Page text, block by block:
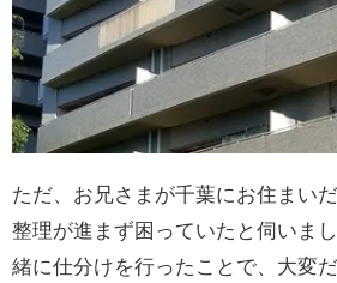
ただ、お兄さまが千葉にお住まい
整理が進まず困っていたと伺いま
緒に仕分けを行ったことで、大変